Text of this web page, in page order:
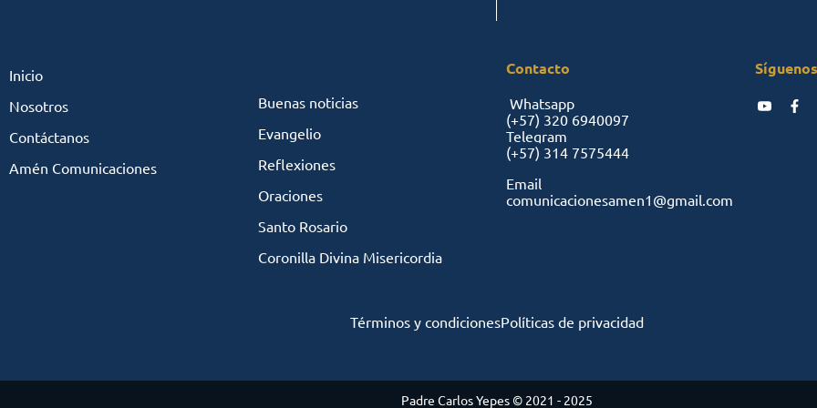
Inicio
Nosotros
Contáctanos
Amén Comunicaciones
Buenas noticias
Evangelio
Reflexiones
Oraciones
Santo Rosario
Coronilla Divina Misericordia
Contacto
Whatsapp
(+57) 320 6940097
Telegram
(+57) 314 7575444
Email
comunicacionesamen1@gmail.com
Términos y condicionesPolíticas de privacidad
Padre Carlos Yepes © 2021 - 2025